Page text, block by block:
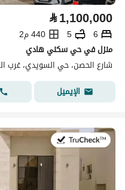
⃁1,100,000
6
5
440 م2
منزل في حي سكني هادي
شارع الحصن، حي السويدي، غرب
الإيميل
في:11 يوليو 2026